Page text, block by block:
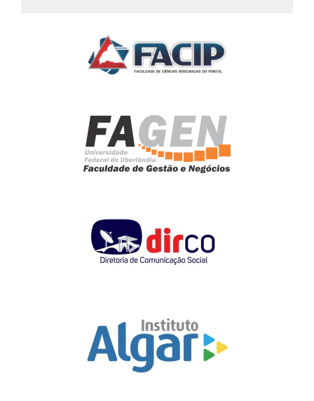
Daniel Almeida Cardoso
Éfson Firmino da Silva